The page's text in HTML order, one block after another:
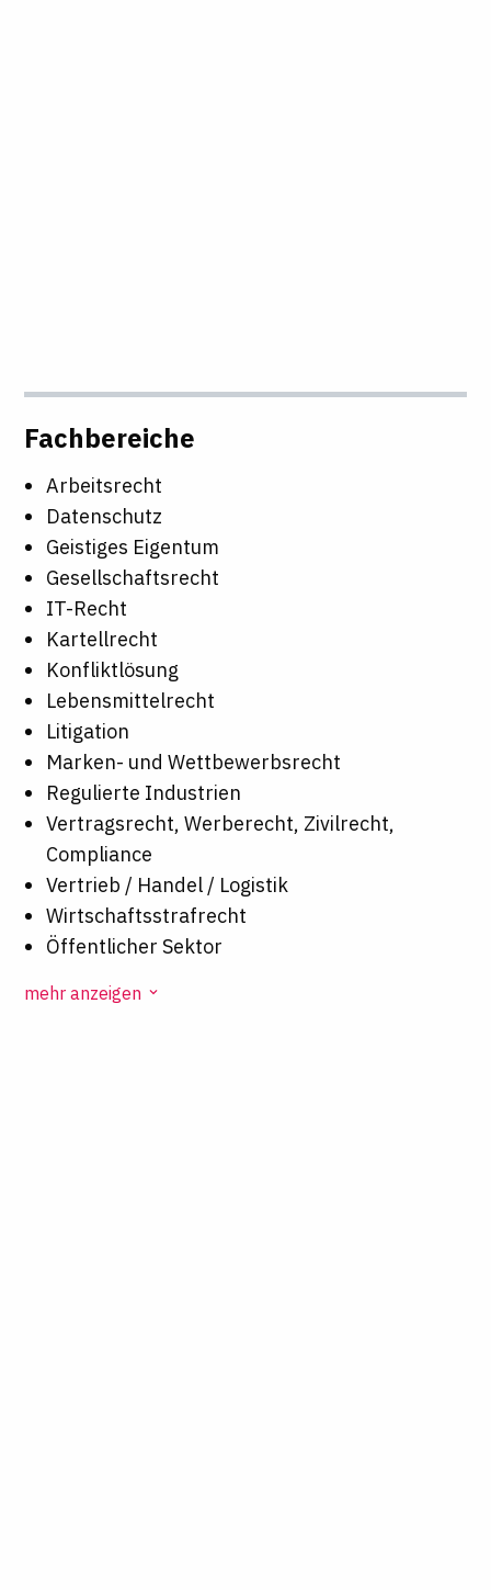
Fachbereiche
Arbeitsrecht
Datenschutz
Geistiges Eigentum
Gesellschaftsrecht
IT-Recht
Kartellrecht
Konfliktlösung
Lebensmittelrecht
Litigation
Marken- und Wettbewerbsrecht
Regulierte Industrien
Vertragsrecht, Werberecht, Zivilrecht,
Compliance
Vertrieb / Handel / Logistik
Wirtschaftsstrafrecht
Öffentlicher Sektor
mehr anzeigen